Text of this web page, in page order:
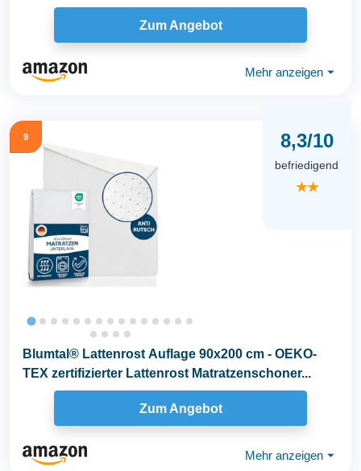
Zum Angebot
Mehr anzeigen ⏷
9 8,3/10
befriedigend
★★
Blumtal® Lattenrost Auflage 90x200 cm - OEKO-
TEX zertifizierter Lattenrost Matratzenschoner...
Zum Angebot
Mehr anzeigen ⏷